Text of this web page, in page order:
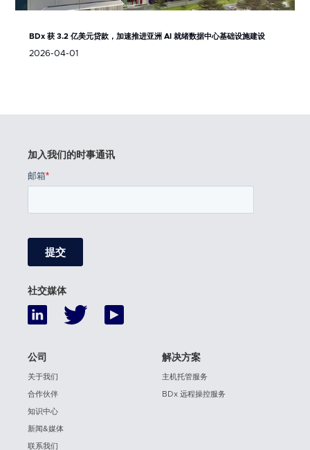
BDx 获 3.2 亿美元贷款，加速推进亚洲 AI 就绪数据中心基础设施建设
2026-04-01
公司
关于我们
合作伙伴
知识中心
新闻&媒体
联系我们
解决方案
主机托管服务
BDx 远程操控服务
加入我们的时事通讯
社交媒体